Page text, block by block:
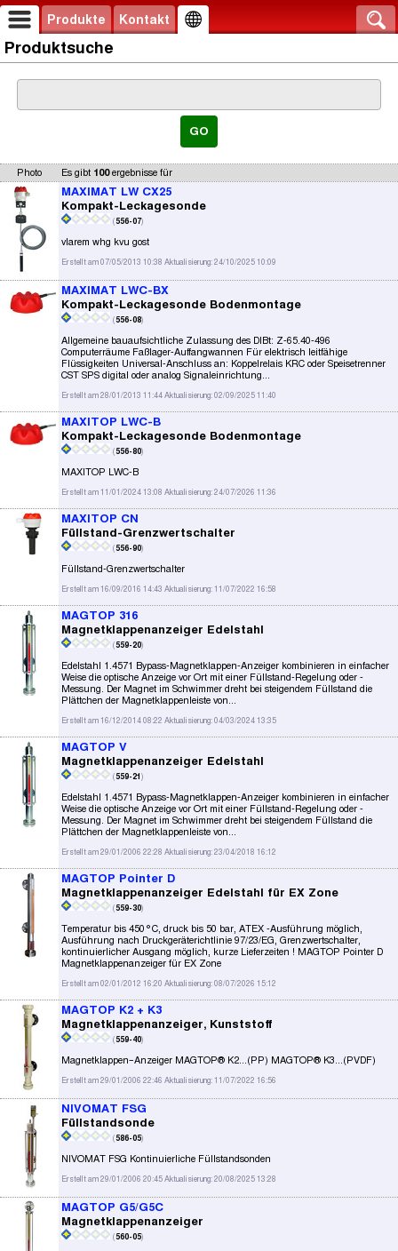
Produkte Kontakt
Produktsuche
Photo Es gibt 100ergebnisse für
MAXIMAT LW CX25
Kompakt-Leckagesonde
(556-07)
vlarem whg kvu gost
Erstellt am 07/05/2013 10:38 Aktualisierung: 24/10/2025 10:09
MAXIMAT LWC-BX
Kompakt-Leckagesonde Bodenmontage
(556-08)
Allgemeine bauaufsichtliche Zulassung des DIBt: Z-65.40-496
Computerräume Faßlager-Auffangwannen Für elektrisch leitfähige
Flüssigkeiten Universal-Anschluss an: Koppelrelais KRC oder Speisetrenner
CST SPS digital oder analog Signaleinrichtung...
Erstellt am 28/01/2013 11:44 Aktualisierung: 02/09/2025 11:40
MAXITOP LWC-B
Kompakt-Leckagesonde Bodenmontage
(556-80)
MAXITOP LWC-B
Erstellt am 11/01/2024 13:08 Aktualisierung: 24/07/2026 11:36
MAXITOP CN
Füllstand-Grenzwertschalter
(556-90)
Füllstand-Grenzwertschalter
Erstellt am 16/09/2016 14:43 Aktualisierung: 11/07/2022 16:58
MAGTOP 316
Magnetklappenanzeiger Edelstahl
(559-20)
Edelstahl 1.4571 Bypass-Magnetklappen-Anzeiger kombinieren in einfacher
Weise die optische Anzeige vor Ort mit einer Füllstand-Regelung oder -
Messung. Der Magnet im Schwimmer dreht bei steigendem Füllstand die
Plättchen der Magnetklappenleiste von...
Erstellt am 16/12/2014 08:22 Aktualisierung: 04/03/2024 13:35
MAGTOP V
Magnetklappenanzeiger Edelstahl
(559-21 )
Edelstahl 1.4571 Bypass-Magnetklappen-Anzeiger kombinieren in einfacher
Weise die optische Anzeige vor Ort mit einer Füllstand-Regelung oder -
Messung. Der Magnet im Schwimmer dreht bei steigendem Füllstand die
Plättchen der Magnetklappenleiste von...
Erstellt am 29/01/2006 22:28 Aktualisierung: 23/04/2018 16:12
MAGTOP Pointer D
Magnetklappenanzeiger Edelstahl für EX Zone
(559-30)
Temperatur bis 450°C, druck bis 50 bar, ATEX -Ausführung möglich,
Ausführung nach Druckgeräterichtlinie 97/23/EG, Grenzwertschalter,
kontinuierlicher Ausgang möglich, kurze Lieferzeiten ! MAGTOP Pointer D
Magnetklappenanzeiger für EX Zone
Erstellt am 02/01/2012 16:20 Aktualisierung: 08/07/2026 15:12
MAGTOP K2 + K3
Magnetklappenanzeiger, Kunststoff
(559-40)
Magnetklappen–Anzeiger MAGTOP® K2...(PP) MAGTOP® K3...(PVDF)
Erstellt am 29/01/2006 22:46 Aktualisierung: 11/07/2022 16:56
NIVOMAT FSG
Füllstandsonde
(586-05)
NIVOMAT FSG Kontinuierliche Füllstandsonden
Erstellt am 29/01/2006 20:45 Aktualisierung: 20/08/2025 13:28
MAGTOP G5/G5C
Magnetklappenanzeiger
(560-05)